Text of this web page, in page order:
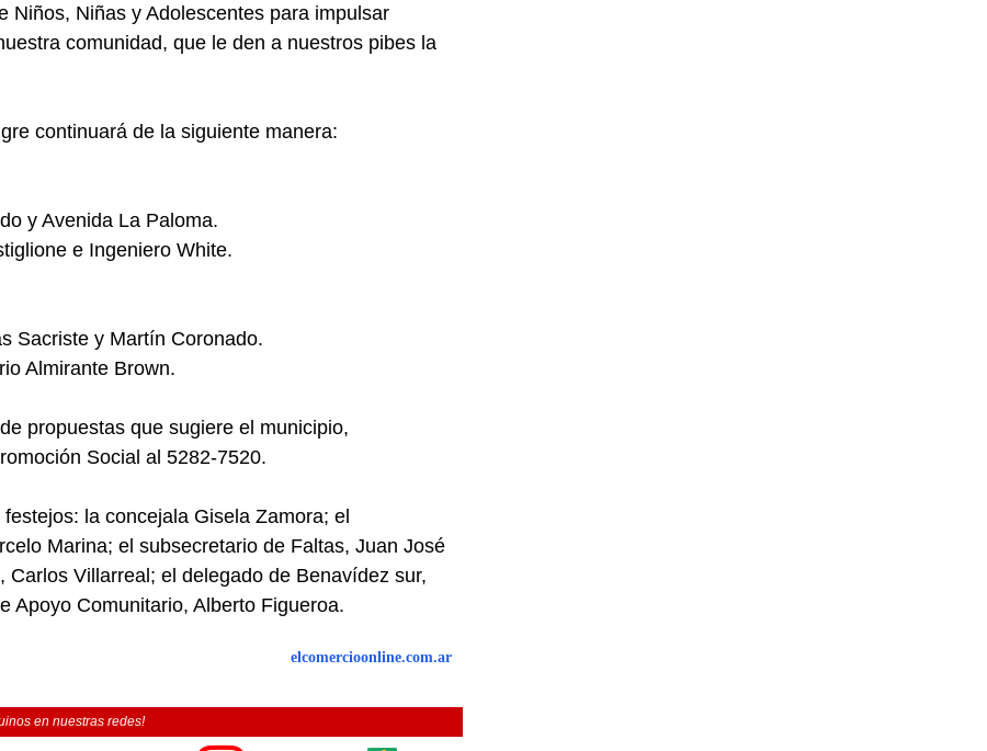
Niños, Niñas y Adolescentes para impulsar
comunidad, que le den a nuestros pibes la
continuará de la siguiente manera:
y Avenida La Paloma.
e Ingeniero White.
Sacriste y Martín Coronado.
Almirante Brown.
propuestas que sugiere el municipio,
Social al 5282-7520.
la concejala Gisela Zamora; el
Marina; el subsecretario de Faltas, Juan José
Villarreal; el delegado de Benavídez sur,
Apoyo Comunitario, Alberto Figueroa.
elcomercioonline.com.ar
en nuestras redes!